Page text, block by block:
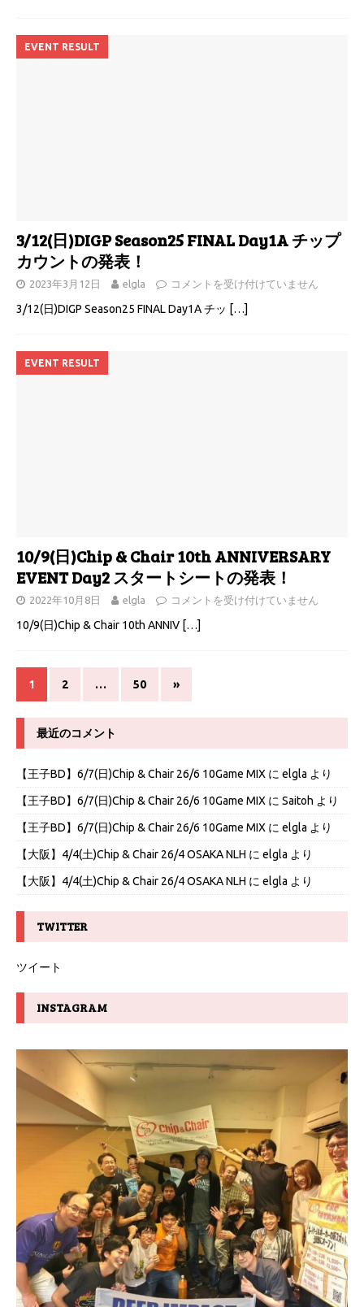
EVENT RESULT
3/12(日)DIGP Season25 FINAL Day1A チップ
カウントの発表！
2023年3月12日 elgla コメントを受け付けていません
3/12(日)DIGP Season25 FINAL Day1A チッ […]
EVENT RESULT
10/9(日)Chip & Chair 10th ANNIVERSARY
EVENT Day2 スタートシートの発表！
2022年10月8日 elgla コメントを受け付けていません
10/9(日)Chip & Chair 10th ANNIV […]
1 2 … 50 »
最近のコメント
【王子BD】6/7(日)Chip & Chair 26/6 10Game MIX に elgla より
【王子BD】6/7(日)Chip & Chair 26/6 10Game MIX に Saitoh より
【王子BD】6/7(日)Chip & Chair 26/6 10Game MIX に elgla より
【大阪】4/4(土)Chip & Chair 26/4 OSAKA NLH に elgla より
【大阪】4/4(土)Chip & Chair 26/4 OSAKA NLH に elgla より
TWITTER
ツイート
INSTAGRAM